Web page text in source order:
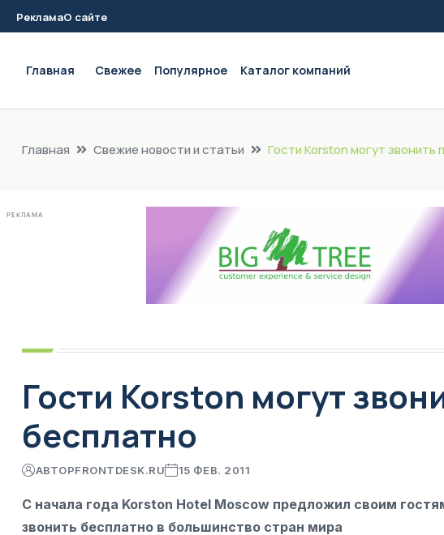
РекламаО сайте
Главная Свежее Популярное Каталог компаний
Главная Свежие новости и статьи Гости Korston могут звонить
РЕКЛАМА
Гости Korston могут
бесплатно
АВТОРFRONTDESK.RU 15 ФЕВ. 2011
С начала года Korston Hotel Moscow предложил своим
звонить бесплатно в большинство стран мира